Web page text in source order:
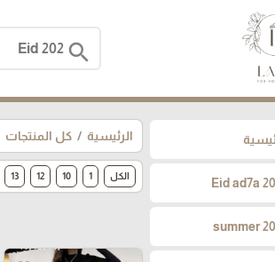
search
Eid ad7a
summer
الرئيسية كل المنتجات
الكل 1
10
12
13